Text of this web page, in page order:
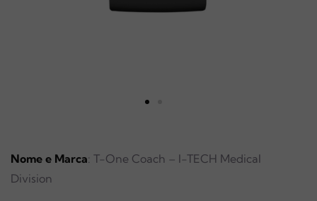
Nome e Marca: T-One Coach – I-TECH Medical
Division